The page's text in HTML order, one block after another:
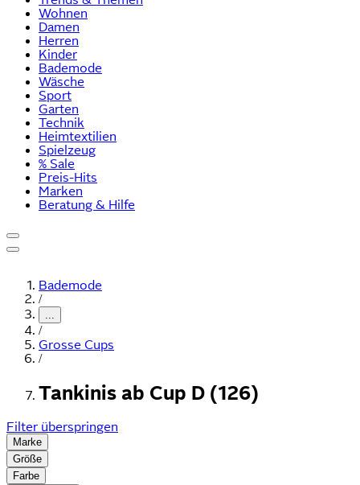
Wohnen
Damen
Herren
Kinder
Bademode
Wäsche
Sport
Garten
Technik
Heimtextilien
Spielzeug
% Sale
Preis-Hits
Marken
Beratung & Hilfe
Bademode
/
...
/
Grosse Cups
/
Tankinis ab Cup D (126)
Filter überspringen
Marke
Größe
Farbe